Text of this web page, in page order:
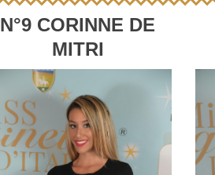
N°9 CORINNE DE
MITRI